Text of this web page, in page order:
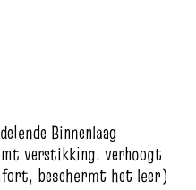
Binnenlaag
verstikking, verhoogt
beschermt het leer)